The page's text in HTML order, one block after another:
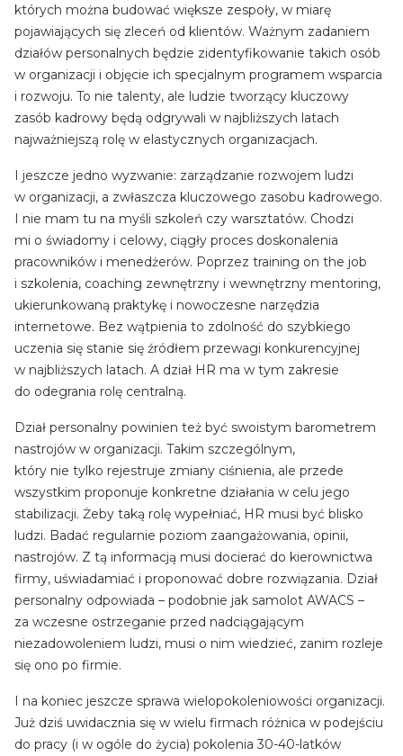
których można budować większe zespoły, w miarę
pojawiających się zleceń od klientów. Ważnym zadaniem
działów personalnych będzie zidentyfikowanie takich osób
w organizacji i objęcie ich specjalnym programem wsparcia
i rozwoju. To nie talenty, ale ludzie tworzący kluczowy
zasób kadrowy będą odgrywali w najbliższych latach
najważniejszą rolę w elastycznych organizacjach.
I jeszcze jedno wyzwanie: zarządzanie rozwojem ludzi
w organizacji, a zwłaszcza kluczowego zasobu kadrowego.
I nie mam tu na myśli szkoleń czy warsztatów. Chodzi
mi o świadomy i celowy, ciągły proces doskonalenia
pracowników i menedżerów. Poprzez training on the job
i szkolenia, coaching zewnętrzny i wewnętrzny mentoring,
ukierunkowaną praktykę i nowoczesne narzędzia
internetowe. Bez wątpienia to zdolność do szybkiego
uczenia się stanie się źródłem przewagi konkurencyjnej
w najbliższych latach. A dział HR ma w tym zakresie
do odegrania rolę centralną.
Dział personalny powinien też być swoistym barometrem
nastrojów w organizacji. Takim szczególnym,
który nie tylko rejestruje zmiany ciśnienia, ale przede
wszystkim proponuje konkretne działania w celu jego
stabilizacji. Żeby taką rolę wypełniać, HR musi być blisko
ludzi. Badać regularnie poziom zaangażowania, opinii,
nastrojów. Z tą informacją musi docierać do kierownictwa
firmy, uświadamiać i proponować dobre rozwiązania. Dział
personalny odpowiada – podobnie jak samolot AWACS –
za wczesne ostrzeganie przed nadciągającym
niezadowoleniem ludzi, musi o nim wiedzieć, zanim rozleje
się ono po firmie.
I na koniec jeszcze sprawa wielopokoleniowości organizacji.
Już dziś uwidacznia się w wielu firmach różnica w podejściu
do pracy (i w ogóle do życia) pokolenia 30-40-latków